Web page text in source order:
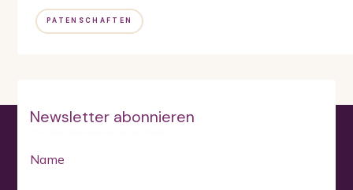
PATENSCHAFTEN
Newsletter abonnieren
Name